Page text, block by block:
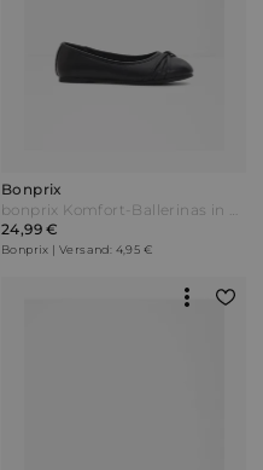
Bonprix
24,99 €
Bonprix | Versand: 4,95 €